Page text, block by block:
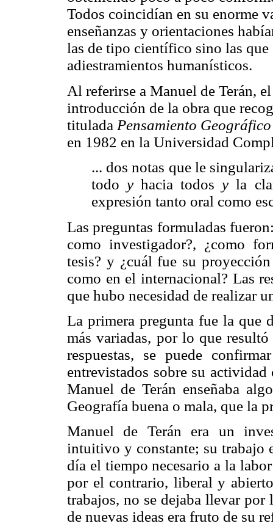
Todos coincidían en su enorme
enseñanzas y orientaciones
las de tipo científico sino las que
adiestramientos humanísticos.
Al referirse a Manuel de Terán,
introducción de la obra que
titulada Pensamiento
en 1982 en la Universidad
... dos notas que le
todoyhacia todosyla
expresión tanto oral como
Las preguntas formuladas
como investigador?, ¿como
tesis? y ¿cuál fue su
como en el internacional? Las
que hubo necesidad de realizar
La primera pregunta fue la que
más variadas, por lo que
respuestas, se puede
entrevistados sobre su
Manuel de Terán enseñaba
Geografía buena o mala, que la
Manuel de Terán era un
intuitivo y constante; su trabajo
día el tiempo necesario a la
por el contrario, liberal y
trabajos, no se dejaba llevar
de nuevas ideas era fruto de su